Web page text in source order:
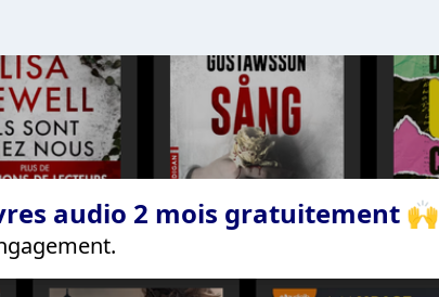
audio 2 mois gratuitement 🙌